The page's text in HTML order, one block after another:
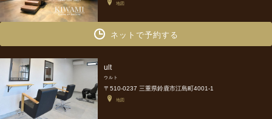
地図
ネットで予約する
ult
ウルト
〒510-0237 三重県鈴鹿市江島町4001-1
地図